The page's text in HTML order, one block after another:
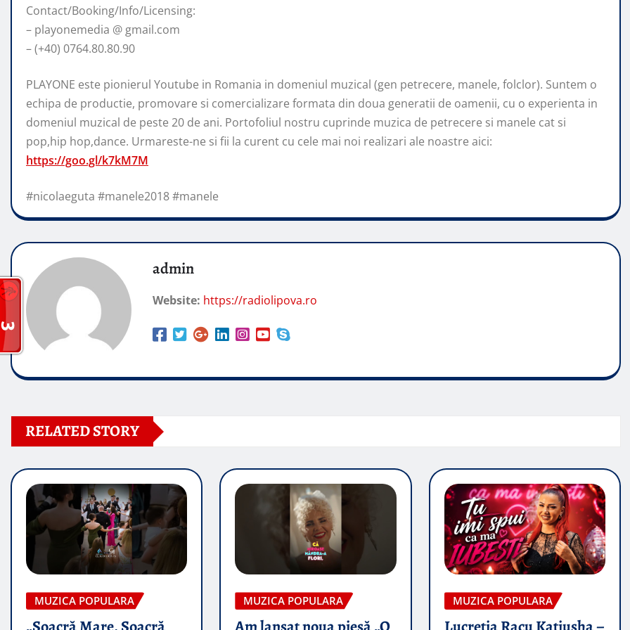
Contact/Booking/Info/Licensing:
– playonemedia @ gmail.com
– (+40) 0764.80.80.90
PLAYONE este pionierul Youtube in Romania in domeniul muzical (gen petrecere, manele, folclor). Suntem o
echipa de productie, promovare si comercializare formata din doua generatii de oamenii, cu o experienta in
domeniul muzical de peste 20 de ani. Portofoliul nostru cuprinde muzica de petrecere si manele cat si
pop,hip hop,dance. Urmareste-ne si fii la curent cu cele mai noi realizari ale noastre aici:
https://goo.gl/k7kM7M
#nicolaeguta #manele2018 #manele
admin
Website: https://radiolipova.ro
RELATED STORY
MUZICA POPULARA MUZICA POPULARA MUZICA POPULARA